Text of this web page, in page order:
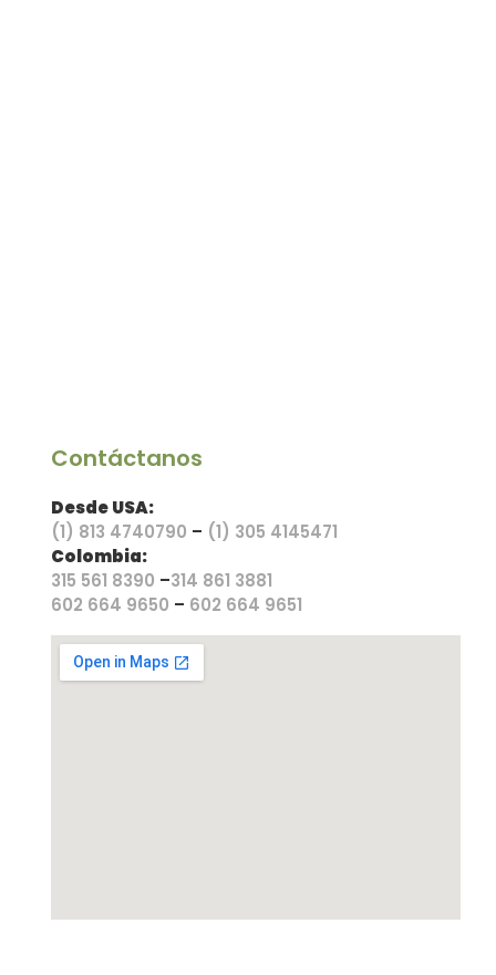
Contáctanos
Desde USA:
(1) 813 4740790 – (1) 305 4145471
Colombia:
315 561 8390 –314 861 3881
602 664 9650 – 602 664 9651